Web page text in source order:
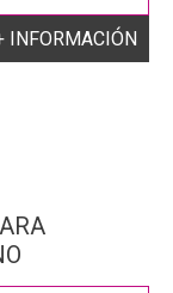
INFORMACIÓN